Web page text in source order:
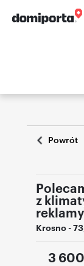
Powrót
z
reklamy
Krosno-
3 600